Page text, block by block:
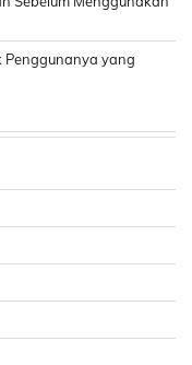
Penggunanya yang